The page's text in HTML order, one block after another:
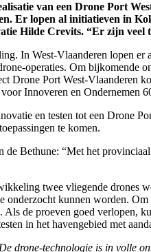
van een Drone Port
Er lopen al initiatieven in
Hilde Crevits. “Er zijn
In West-Vlaanderen lopen
operaties. Om
Drone Port West-Vlaanderen
Innoveren en
en testen tot een Drone
te komen.
de Bethune: “Met het
twee vliegende drones
onderzocht kunnen worden.
de proeven goed verlopen,
in het havengebied met
drone-technologie is in volle